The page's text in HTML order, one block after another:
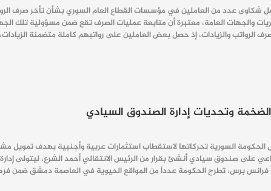
شكاوى عدد من العاملين في مؤسسات القطاع العام السوري بشأن تأخر صرف
والجهات العامة، معتبرة أن متابعة عمليات الصرف تقع ضمن مسؤولية
الرواتب والزيادات، إذ حصل بعض العاملين على رواتبهم كاملة متضمنة
وتحديات إدارة الصندوق السيادي
على صندوق سيادي أُنشئ بقرار من الرئيس الانتقالي أحمد الشرع، ليتولى
فرانس برس، تطرح الحكومة عدداً من المواقع الحيوية في العاصمة دمشق ضمن